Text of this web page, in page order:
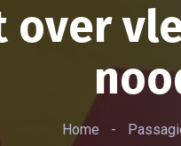
over
Home -